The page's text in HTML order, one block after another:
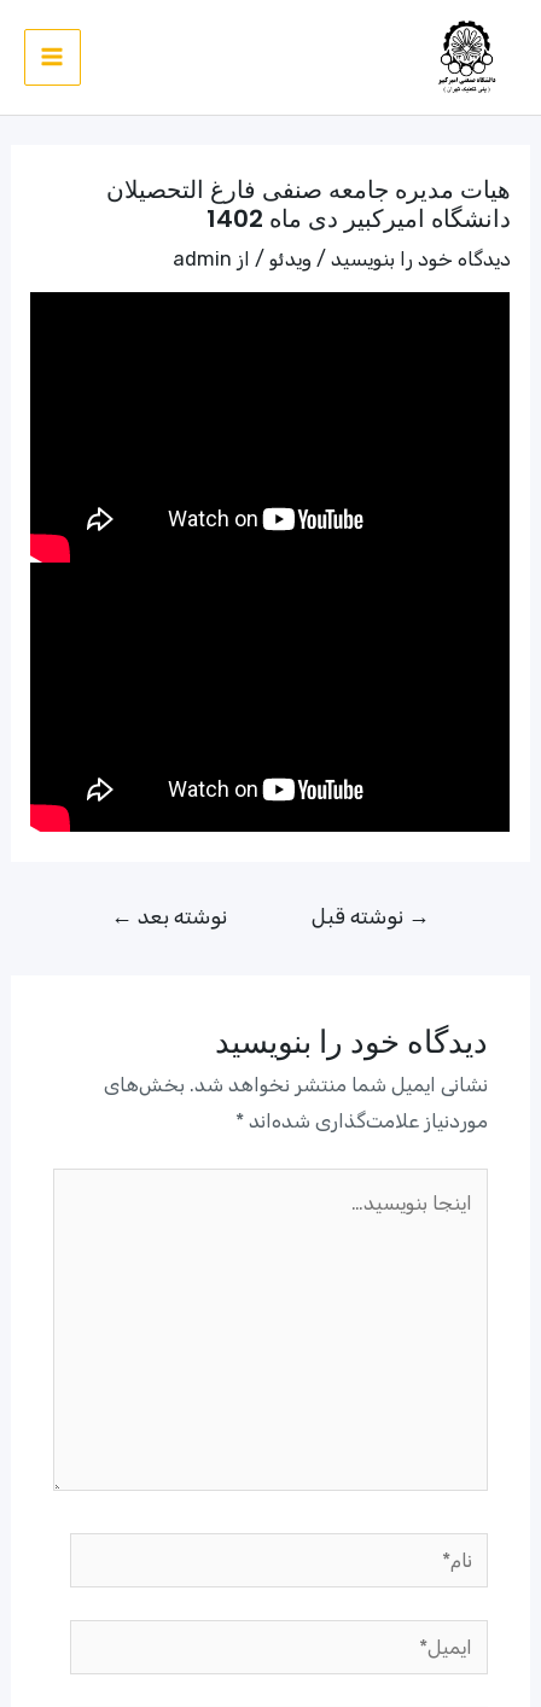
محتوا
هیات مدیره جامعه صنفی فارغ التحصیلان
دانشگاه امیرکبیر دی ماه 1402
دیدگاه‌ خود را بنویسید / ویدئو / از admin
→ نوشته قبل نوشته بعد ←
دیدگاه‌ خود را بنویسید
نشانی ایمیل شما منتشر نخواهد شد. بخش‌های
موردنیاز علامت‌گذاری شده‌اند *
نام*
ایمیل*